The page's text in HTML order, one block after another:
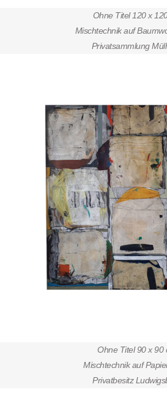
Ohne Titel 120 x
Mischtechnik auf
Privatsammlung
Ohne Titel90 x 90
Mischtechnik auf
Privatbesitz